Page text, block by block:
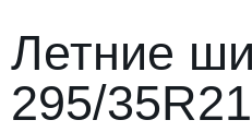
Летние
295/